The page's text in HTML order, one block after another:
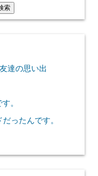
達の思い出
。
ったんです。